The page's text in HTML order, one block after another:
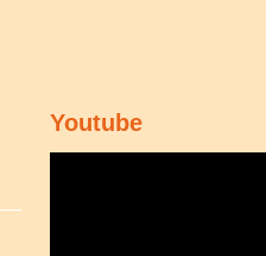
Youtube